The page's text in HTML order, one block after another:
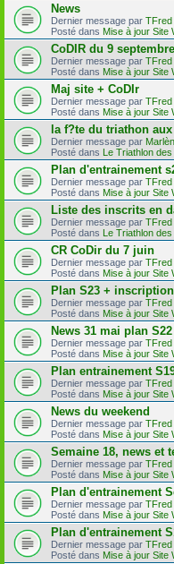
News
Dernier message par TFred
Posté dans Mise à jour Site
CoDIR du 9 septembre
Dernier message par TFred
Posté dans Mise à jour Site
Maj site + CoDIr
Dernier message par TFred
Posté dans Mise à jour Site
la f?te du triathon aux
Dernier message par
Posté dans Le Triathlon des
Plan d'entrainement
Dernier message par TFred
Posté dans Mise à jour Site
Liste des inscrits en
Dernier message par TFred
Posté dans Le Triathlon des
CR CoDir du 7 juin
Dernier message par TFred
Posté dans Mise à jour Site
Plan S23 +
Dernier message par TFred
Posté dans Mise à jour Site
News 31 mai plan S22
Dernier message par TFred
Posté dans Mise à jour Site
Plan entrainement
Dernier message par TFred
Posté dans Mise à jour Site
News du weekend
Dernier message par TFred
Posté dans Mise à jour Site
Semaine 18, news et
Dernier message par TFred
Posté dans Mise à jour Site
Plan d'entrainement
Dernier message par TFred
Posté dans Mise à jour Site
Plan d'entrainement
Dernier message par TFred
Posté dans Mise à jour Site